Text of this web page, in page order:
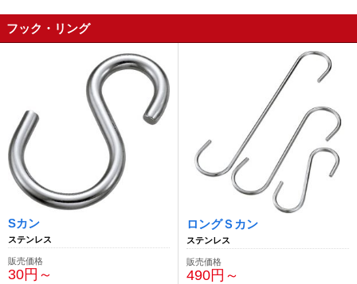
フック・リング
Sカン
ステンレス
販売価格
30円～
ロングＳカン
ステンレス
販売価格
490円～